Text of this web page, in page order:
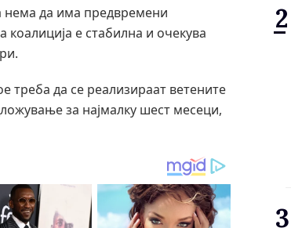
нема да има предвремени
коалиција е стабилна и очекува
треба да се реализираат ветените
за најмалку шест месеци,